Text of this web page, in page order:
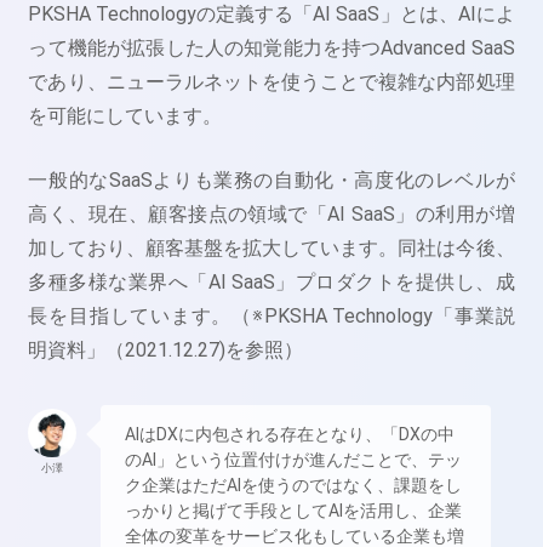
PKSHA Technologyの定義する「AI SaaS」とは、AIによ
って機能が拡張した人の知覚能力を持つAdvanced SaaS
であり、ニューラルネットを使うことで複雑な内部処理
を可能にしています。
一般的なSaaSよりも業務の自動化・高度化のレベルが
高く、現在、顧客接点の領域で「AI SaaS」の利用が増
加しており、顧客基盤を拡大しています。同社は今後、
多種多様な業界へ「AI SaaS」プロダクトを提供し、成
長を目指しています。（※PKSHA Technology「事業説
明資料」（2021.12.27)を参照）
小澤
AIはDXに内包される存在となり、「DXの中
のAI」という位置付けが進んだことで、テッ
ク企業はただAIを使うのではなく、課題をし
っかりと掲げて手段としてAIを活用し、企業
全体の変革をサービス化もしている企業も増